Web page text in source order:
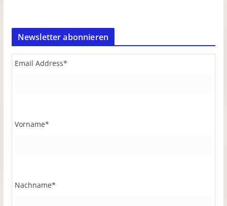
Newsletter abonnieren
Email Address*
Vorname*
Nachname*